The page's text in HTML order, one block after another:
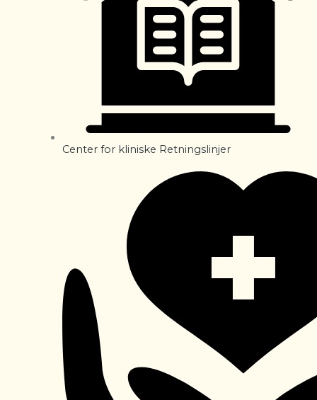
Center for kliniske Retningslinjer